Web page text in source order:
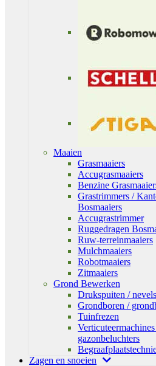
Maaien
Grasmaaiers
Accugrasmaaiers
Benzine
Grastrimmers /
Bosmaaiers
Accugrastrimmer
Ruggedragen
Ruw-terreinmaaiers
Mulchmaaiers
Robotmaaiers
Zitmaaiers
Grond Bewerken
Drukspuiten /
Grondboren /
Tuinfrezen
gazonbeluchters
Zagen en snoeien